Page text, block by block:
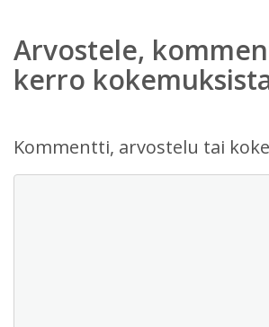
Arvostele,
kerro
Kommentti, arvostelu tai